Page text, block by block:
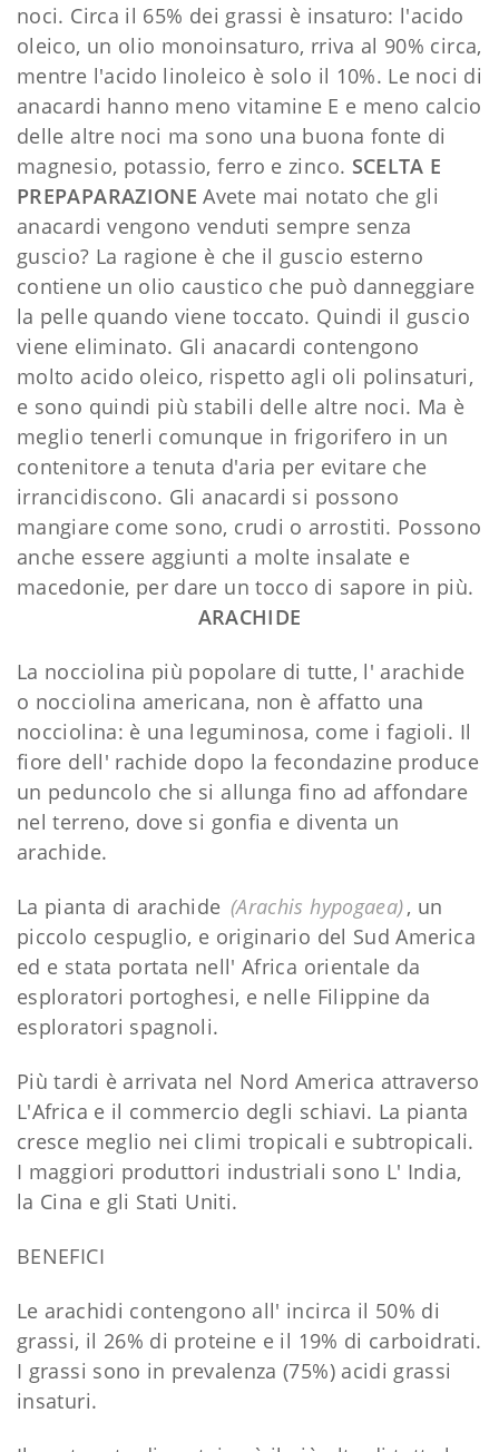
noci. Circa il 65% dei grassi è insaturo: l'acido
oleico, un olio monoinsaturo, rriva al 90% circa,
mentre l'acido linoleico è solo il 10%. Le noci di
anacardi hanno meno vitamine E e meno calcio
delle altre noci ma sono una buona fonte di
magnesio, potassio, ferro e zinco. SCELTA E
PREPAPARAZIONE Avete mai notato che gli
anacardi vengono venduti sempre senza
guscio? La ragione è che il guscio esterno
contiene un olio caustico che può danneggiare
la pelle quando viene toccato. Quindi il guscio
viene eliminato. Gli anacardi contengono
molto acido oleico, rispetto agli oli polinsaturi,
e sono quindi più stabili delle altre noci. Ma è
meglio tenerli comunque in frigorifero in un
contenitore a tenuta d'aria per evitare che
irrancidiscono. Gli anacardi si possono
mangiare come sono, crudi o arrostiti. Possono
anche essere aggiunti a molte insalate e
macedonie, per dare un tocco di sapore in più.
ARACHIDE
La nocciolina più popolare di tutte, l' arachide
o nocciolina americana, non è affatto una
nocciolina: è una leguminosa, come i fagioli. Il
fiore dell' rachide dopo la fecondazine produce
un peduncolo che si allunga fino ad affondare
nel terreno, dove si gonfia e diventa un
arachide.
La pianta di arachide (Arachis hypogaea), un
piccolo cespuglio, e originario del Sud America
ed e stata portata nell' Africa orientale da
esploratori portoghesi, e nelle Filippine da
esploratori spagnoli.
Più tardi è arrivata nel Nord America attraverso
L'Africa e il commercio degli schiavi. La pianta
cresce meglio nei climi tropicali e subtropicali.
I maggiori produttori industriali sono L' India,
la Cina e gli Stati Uniti.
BENEFICI
Le arachidi contengono all' incirca il 50% di
grassi, il 26% di proteine e il 19% di carboidrati.
I grassi sono in prevalenza (75%) acidi grassi
insaturi.